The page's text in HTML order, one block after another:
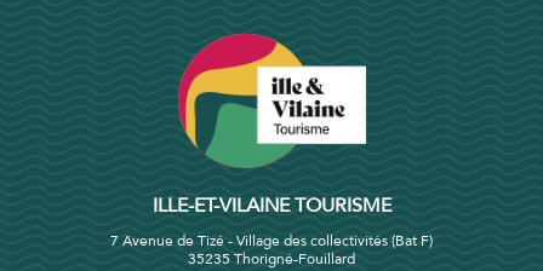
ILLE-ET-VILAINE TOURISME
7 Avenue de Tizé - Village des collectivités (Bat F)
35235 Thorigné-Fouillard